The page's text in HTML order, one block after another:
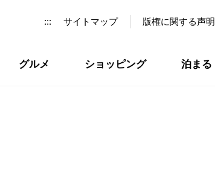
::: サイトマップ 版権に関する声明
グルメ ショッピング 泊まる